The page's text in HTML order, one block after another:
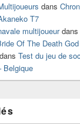
dans
T7
multijoueurdans
Of The Death God
dans Test du jeu de
Belgique